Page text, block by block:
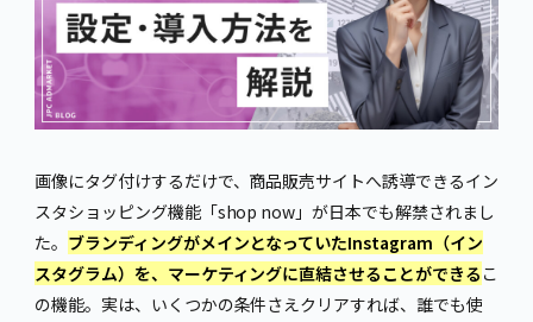
画像にタグ付けするだけで、商品販売サイトへ誘導できるイン
スタショッピング機能「shop now」が日本でも解禁されまし
た。 ブランディングがメインとなっていたInstagram（イン
スタグラム）を、マーケティングに直結させることができる こ
の機能。実は、いくつかの条件さえクリアすれば、誰でも使